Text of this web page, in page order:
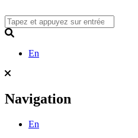
to
content
En
Navigation
En